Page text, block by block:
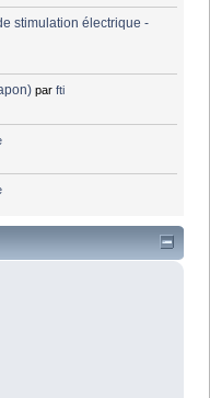
stimulation électrique -
parfti